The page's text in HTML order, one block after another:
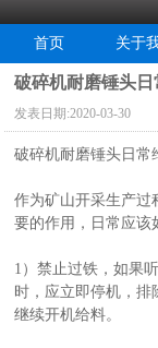
首页 关于
破碎机耐磨锤头
发表日期:2020-03-30
破碎机耐磨锤头日常
作为矿山开采生产过
要的作用，日常应该
1）禁止过铁，如果
时，应立即停机，排
继续开机给料。